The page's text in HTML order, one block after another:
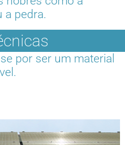
a pedra.
por ser um material